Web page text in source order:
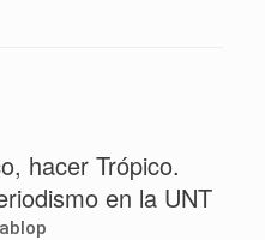
hacer Trópico.
en la UNT